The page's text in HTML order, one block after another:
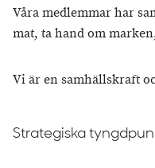
Våra medlemmar har
mat, ta hand om
Vi är en samhällskraft
Strategiska